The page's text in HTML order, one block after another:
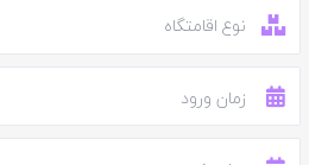
نوع اقامتگاه